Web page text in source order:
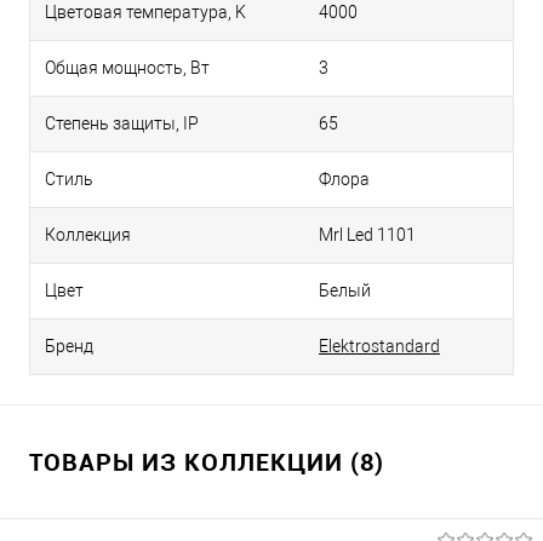
Цветовая температура, K 4000
Общая мощность, Вт 3
Степень защиты, IP 65
Стиль Флора
Коллекция Mrl Led 1101
Цвет Белый
Бренд Elektrostandard
ТОВАРЫ ИЗ КОЛЛЕКЦИИ (8)